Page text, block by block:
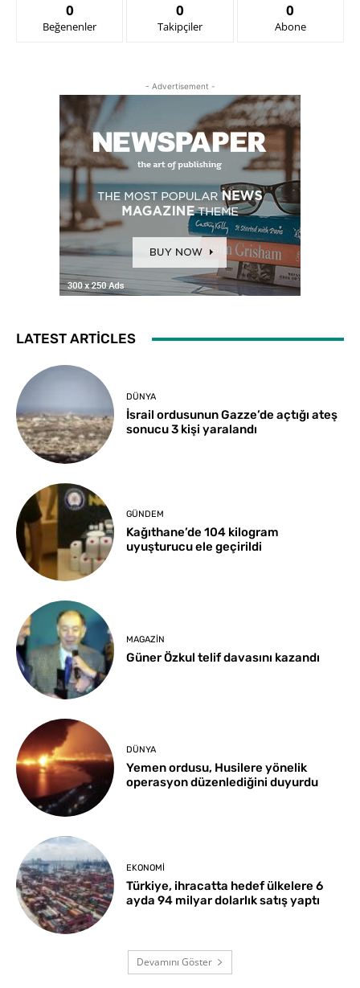
0
Beğenenler
0
Takipçiler
0
Abone
- Advertisement -
LATEST ARTICLES
DÜNYA
İsrail ordusunun Gazze’de açtığı ateş
sonucu 3 kişi yaralandı
GÜNDEM
Kağıthane’de 104 kilogram
uyuşturucu ele geçirildi
MAGAZIN
Güner Özkul telif davasını kazandı
DÜNYA
Yemen ordusu, Husilere yönelik
operasyon düzenlediğini duyurdu
EKONOMI
Türkiye, ihracatta hedef ülkelere 6
ayda 94 milyar dolarlık satış yaptı
Devamını Göster